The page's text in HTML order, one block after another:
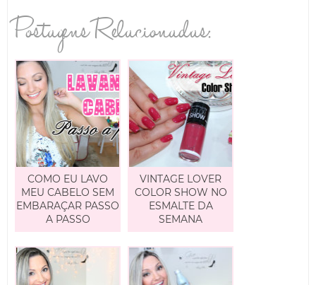
Postagens Relacionadas:
COMO EU LAVO
MEU CABELO SEM
EMBARAÇAR PASSO
A PASSO
VINTAGE LOVER
COLOR SHOW NO
ESMALTE DA
SEMANA